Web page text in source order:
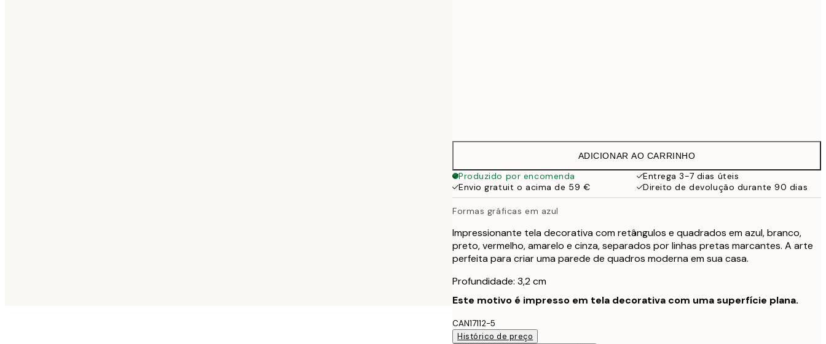
ADICIONAR AO CARRINHO
Produzido por encomenda
Entrega 3-7 dias úteis
Envio gratuit o acima de 59 €
Direito de devolução durante 90 dias
Formas gráficas em azul
Impressionante tela decorativa com retângulos e quadrados em azul, branco,
preto, vermelho, amarelo e cinza, separados por linhas pretas marcantes. A arte
perfeita para criar uma parede de quadros moderna em sua casa.
Profundidade: 3,2 cm
Este motivo é impresso em tela decorativa com uma superfície plana.
CAN17112-5
Histórico de preço